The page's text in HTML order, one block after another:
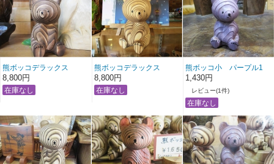
熊ボッコデラックス
NO140
8,800円
熊ボッコデラックス
NO139
8,800円
熊ボッコ小 パープル1
1,430円
レビュー(1件)